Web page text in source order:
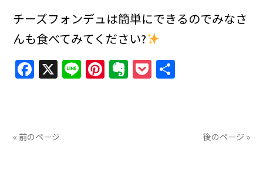
チーズフォンデュは簡単にできるのでみなさ
んも食べてみてください?
Facebook
X LinePinterest
Evernote
Pocket
« 前のページ 後のページ »